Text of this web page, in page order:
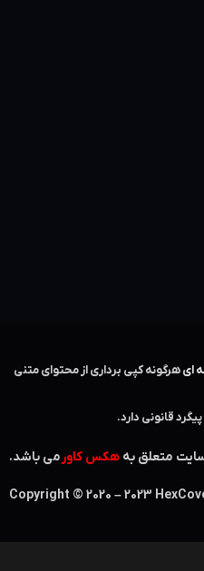
ایهرگونه کپی برداری از محتوای متنی
قانونی دارد.
متعلق به هکس کاور می باشد.
Copyright © 2020 – 2023